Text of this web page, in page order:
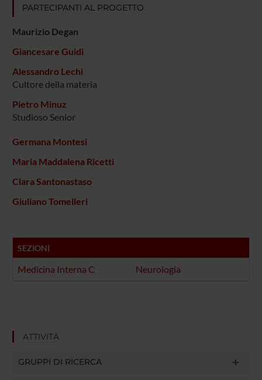
PARTECIPANTI AL PROGETTO
Maurizio Degan
Giancesare Guidi
Alessandro Lechi
Cultore della materia
Pietro Minuz
Studioso Senior
Germana Montesi
Maria Maddalena Ricetti
Clara Santonastaso
Giuliano Tomelleri
SEZIONI
Medicina Interna C Neurologia
ATTIVITÀ
GRUPPI DI RICERCA